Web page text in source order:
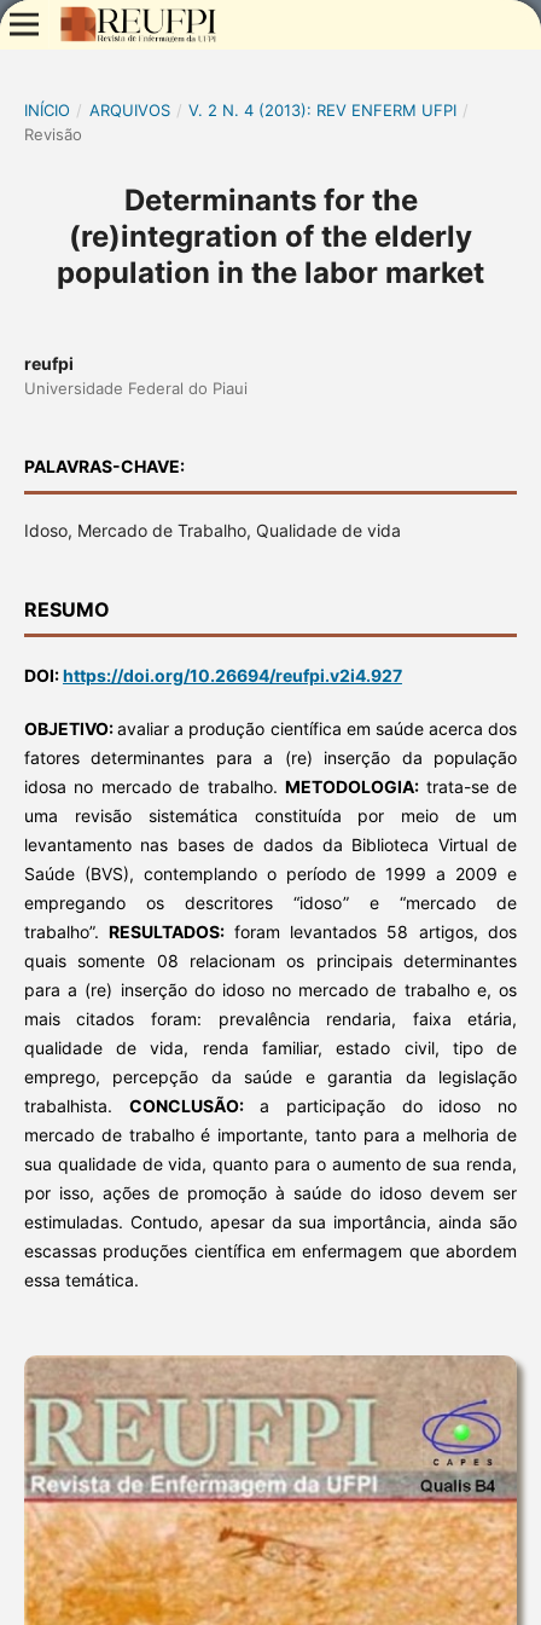
INÍCIO / ARQUIVOS / V. 2 N. 4 (2013): REV ENFERM UFPI /
Revisão
Determinants for the
(re)integration of the elderly
population in the labor market
reufpi
Universidade Federal do Piaui
PALAVRAS-CHAVE:
Idoso, Mercado de Trabalho, Qualidade de vida
RESUMO
DOI:https://doi.org/10.26694/reufpi.v2i4.927
OBJETIVO:avaliar a produção científica em saúde acerca dos
fatores determinantes para a (re) inserção da população
idosa no mercado de trabalho.METODOLOGIA: trata-se de
uma revisão sistemática constituída por meio de um
levantamento nas bases de dados da Biblioteca Virtual de
Saúde (BVS), contemplando o período de 1999 a 2009 e
empregando os descritores “idoso” e “mercado de
trabalho”.RESULTADOS: foram levantados 58 artigos, dos
quais somente 08 relacionam os principais determinantes
para a (re) inserção do idoso no mercado de trabalho e, os
mais citados foram: prevalência rendaria, faixa etária,
qualidade de vida, renda familiar, estado civil, tipo de
emprego, percepção da saúde e garantia da legislação
trabalhista. CONCLUSÃO:a participação do idoso no
mercado de trabalho é importante, tanto para a melhoria de
sua qualidade de vida, quanto para o aumento de sua renda,
por isso, ações de promoção à saúde do idoso devem ser
estimuladas. Contudo, apesar da sua importância, ainda são
escassas produções científica em enfermagem que abordem
essa temática.